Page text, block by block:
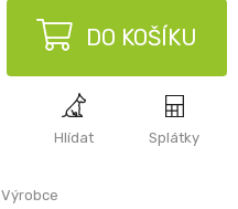
Výrobce
Hlídat Splátky
DO KOŠÍKU